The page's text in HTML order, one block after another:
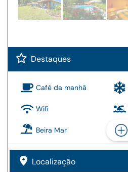
Destaques
Café da manhã
Wifi
Beira Mar
Localização